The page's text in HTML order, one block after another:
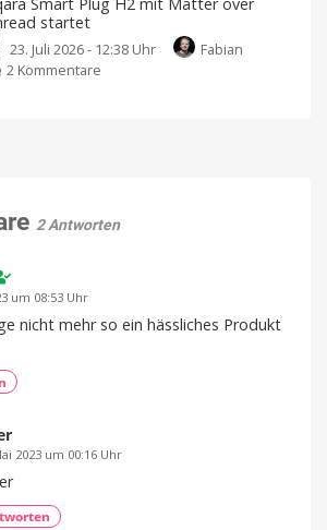
Matter
Monitor-
Ständer
mit
integrierter
startet
23. Juli 2026 - 12:38 Uhr
Fabian
2 Kommentare
Thread
2 Antworten
um 08:53 Uhr
nicht mehr so ein hässliches Produkt
2023 um 00:16 Uhr